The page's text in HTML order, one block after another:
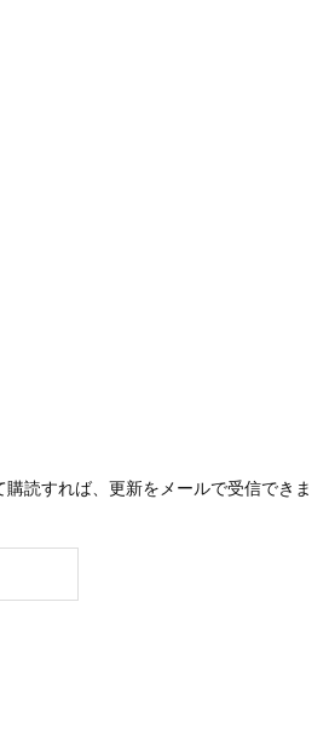
読すれば、更新をメールで受信できま